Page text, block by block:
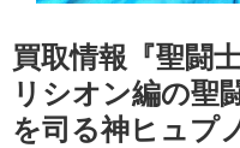
買取情報『聖闘
リシオン編の聖
を司る神ヒュプ